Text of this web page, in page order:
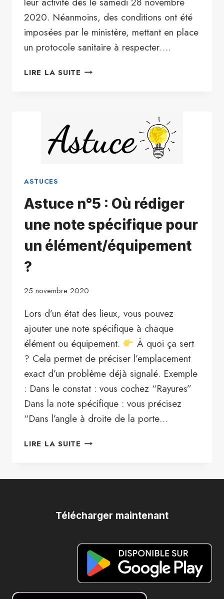
2020. Néanmoins, des conditions ont été
imposées par le ministère, mettant en place
un protocole sanitaire à respecter….
LIRE LA SUITE DÉCONFINEMENT
RETOUR
DES
VISITES
ASTUCES
Astuce n°5 : Où rédiger
une note spécifique pour
un élément/équipement
?
25 novembre 2020
Lors d’un état des lieux, vous pouvez
ajouter une note spécifique à chaque
élément ou équipement.
À quoi ça sert
? Cela permet de préciser l’emplacement
exact d’un problème déjà signalé. Exemple
: Dans le constat : vous cochez “Rayures”
Dans la note spécifique : vous précisez
“Dans l’angle à droite de la porte…
LIRE LA SUITE ASTUCE
OÙ
NOTE
UN
ÉLÉMENT/
ÉQUIPEMENT
?
Télécharger maintenant